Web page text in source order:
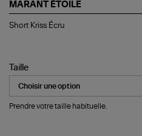
MARANT ÉTOILE
Short
Short Kriss Écru
Taille
Prendre votre taille habituelle.